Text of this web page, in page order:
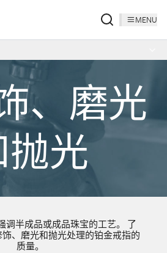
MENU
、磨光
抛光
调半成品或成品珠宝的工艺。 了
、磨光和抛光处理的铂金戒指的
质量。